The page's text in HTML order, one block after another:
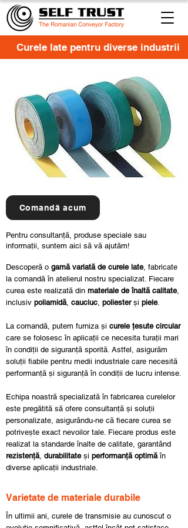
Curele late pentru diverse industrii
Comandă acum
Pentru consultanță, produse speciale sau
informații, suntem aici să vă ajutăm!
Descoperă o gamă variată de curele late, fabricate
la comandă în atelierul nostru specializat. Fiecare
curea este realizată din materiale de înaltă calitate,
inclusiv poliamidă, cauciuc, poliester și piele.
La comandă, putem furniza și curele țesute circular
care se folosesc în aplicații ce necesita turații mari
în condiții de siguranță sporită. Astfel, asigurăm
soluții fiabile pentru medii industriale care necesită
performanță și siguranță în condiții de lucru intense.
Echipa noastră specializată în fabricarea curelelor
este pregătită să ofere consultanță și soluții
personalizate, asigurându-ne că fiecare curea se
potrivește exact nevoilor tale. Fiecare produs este
realizat la standarde înalte de calitate, garantând
rezistență, durabilitate și performanță optimăîn
diverse aplicații industriale.
Varietate de materiale durabile
În ultimii ani, curele de transmisie au cunoscut o